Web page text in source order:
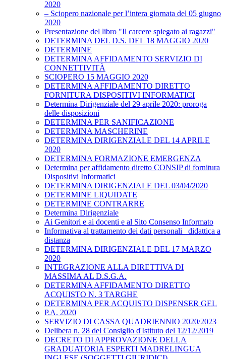
2020
– Sciopero nazionale per l’intera giornata del 05 giugno
2020
Presentazione del libro "Il carcere spiegato ai ragazzi"
DETERMINA DEL D.S. DEL 18 MAGGIO 2020
DETERMINE
DETERMINA AFFIDAMENTO SERVIZIO DI
CONNETTIVITÀ
SCIOPERO 15 MAGGIO 2020
DETERMINA AFFIDAMENTO DIRETTO
FORNITURA DISPOSITIVI INFORMATICI
Determina Dirigenziale del 29 aprile 2020: proroga
delle disposizioni
DETERMINA PER SANIFICAZIONE
DETERMINA MASCHERINE
DETERMINA DIRIGENZIALE DEL 14 APRILE
2020
DETERMINA FORMAZIONE EMERGENZA
Determina per affidamento diretto CONSIP di fornitura
Dispositivi Informatici
DETERMINA DIRIGENZIALE DEL 03/04/2020
DETERMINE LIQUIDATE
DETERMINE CONTRARRE
Determina Dirigenziale
Ai Genitori e ai docenti e al Sito Consenso Informato
Informativa al trattamento dei dati personali _didattica a
distanza
DETERMINA DIRIGENZIALE DEL 17 MARZO
2020
INTEGRAZIONE ALLA DIRETTIVA DI
MASSIMA AL D.S.G.A.
DETERMINA AFFIDAMENTO DIRETTO
ACQUISTO N. 3 TARGHE
DETERMINA PER ACQUISTO DISPENSER GEL
P.A. 2020
SERVIZIO DI CASSA QUADRIENNIO 2020/2023
Delibera n. 28 del Consiglio d'Istituto del 12/12/2019
DECRETO DI APPROVAZIONE DELLA
GRADUATORIA ESPERTI MADRELINGUA